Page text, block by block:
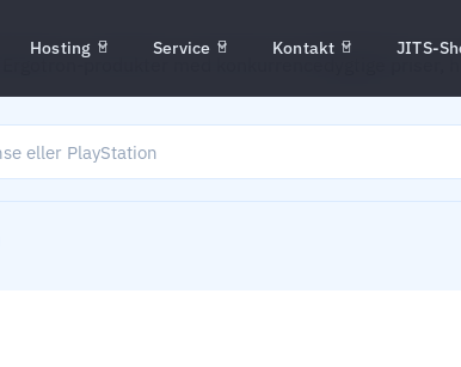
Hosting Service Kontakt JITS-
produkter med konkurrencedygtige priser,